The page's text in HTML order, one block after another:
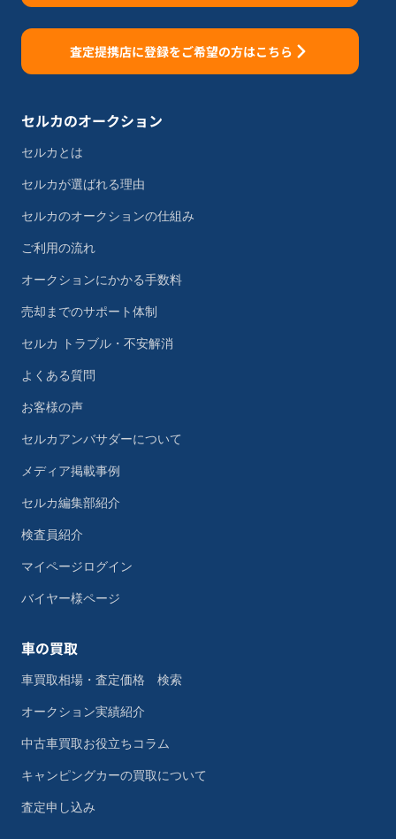
査定提携店に登録をご希望の方はこちら
セルカのオークション
セルカとは
セルカが選ばれる理由
セルカのオークションの仕組み
ご利用の流れ
オークションにかかる手数料
売却までのサポート体制
セルカ トラブル・不安解消
よくある質問
お客様の声
セルカアンバサダーについて
メディア掲載事例
セルカ編集部紹介
検査員紹介
マイページログイン
バイヤー様ページ
車の買取
車買取相場・査定価格 検索
オークション実績紹介
中古車買取お役立ちコラム
キャンピングカーの買取について
査定申し込み